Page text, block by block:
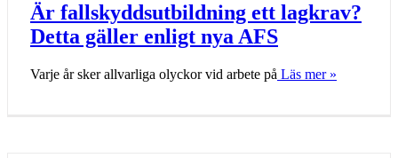
Är fallskyddsutbildning ett lagkrav?
Detta gäller enligt nya AFS
Varje år sker allvarliga olyckor vid arbete på Läs mer »